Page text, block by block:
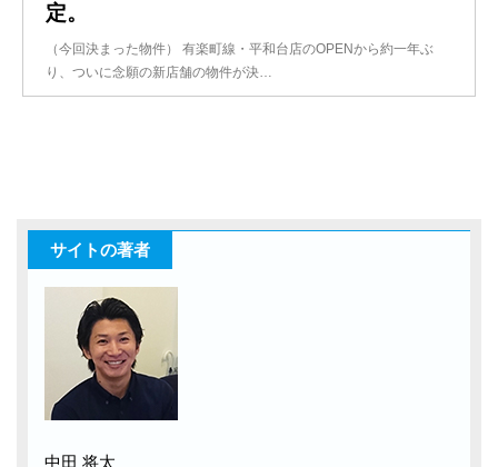
定。
（今回決まった物件） 有楽町線・平和台店のOPENから約一年ぶ
り、ついに念願の新店舗の物件が決…
サイトの著者
中田 将太